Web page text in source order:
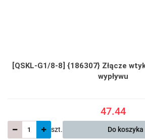
[QSKL-G1/8-8] {186307} Złącze
wypływu
47.44
szt. Do koszyka